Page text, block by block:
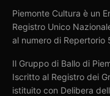
Piemonte Cultura è un
Registro Unico
al numero di Repertorio
Il Gruppo di Ballo di
Iscritto al Registro dei
istituito con Delibera